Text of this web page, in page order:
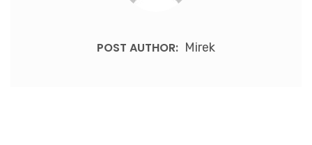
POST AUTHOR: Mirek